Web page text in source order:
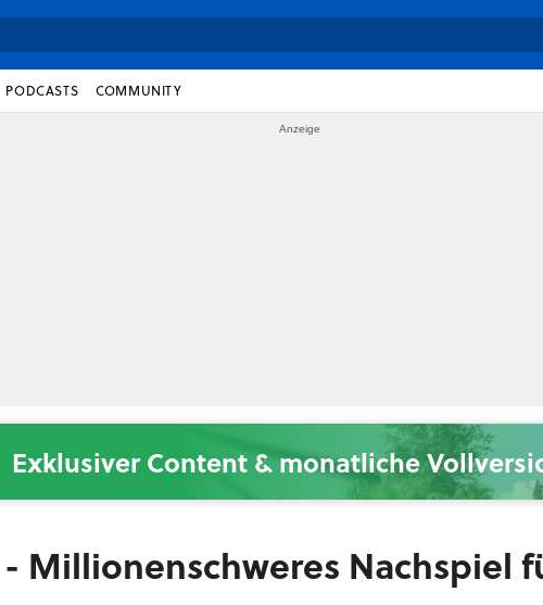
PODCASTS COMMUNITY
Exklusiver Content & monatliche
- Millionenschweres Nachspiel